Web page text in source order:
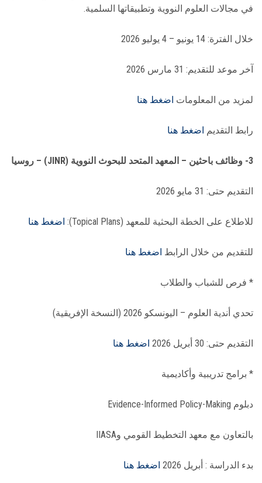
في مجالات العلوم النووية وتطبيقاتها السلمية.
خلال الفترة: 14 يونيو – 4 يوليو 2026
آخر موعد للتقديم: 31 مارس 2026
لمزيد من المعلومات اضغط هنا
رابط التقديم اضغط هنا
3- وظائف باحثين – المعهد المتحد للبحوث النووية (JINR) – روسيا
التقديم حتى: 31 مايو 2026
للاطلاع على الخطة البحثية للمعهد (Topical Plans): اضغط هنا
للتقديم من خلال الرابط اضغط هنا
* فرص للشباب والطلاب
تحدي أندية العلوم – اليونسكو 2026 (النسخة الإفريقية)
التقديم حتى: 30 أبريل 2026 اضغط هنا
* برامج تدريبية وأكاديمية
دبلوم Evidence-Informed Policy-Making
بالتعاون مع معهد التخطيط القومي وIIASA
بدء الدراسة : أبريل 2026 اضغط هنا